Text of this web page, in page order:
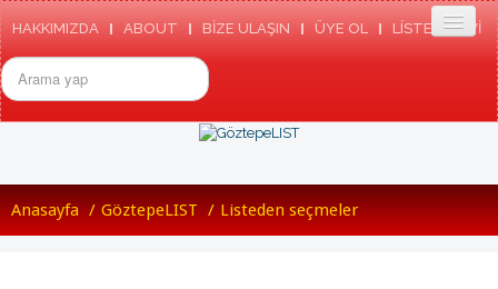
HAKKIMIZDA ABOUT BİZE ULAŞIN ÜYE OL LÍSTE ARSIVI
arama...
ANASAYFA
GÖZTEPE
Anasayfa / GöztepeLIST / Listeden seçmeler